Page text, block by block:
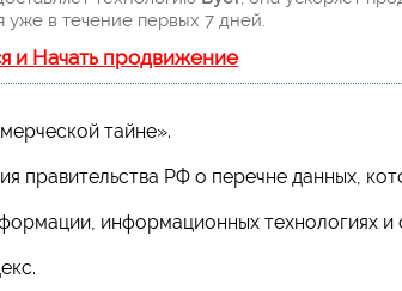
уже в течение первых 7 дней.
и Начать продвижение
тайне».
правительства РФ о перечне данных,
информационных технологиях